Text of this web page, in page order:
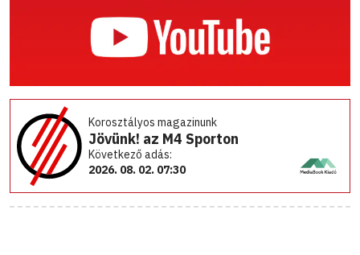
Korosztályos magazinunk
Jövünk! az M4 Sporton
Következő adás:
2026. 08. 02. 07:30